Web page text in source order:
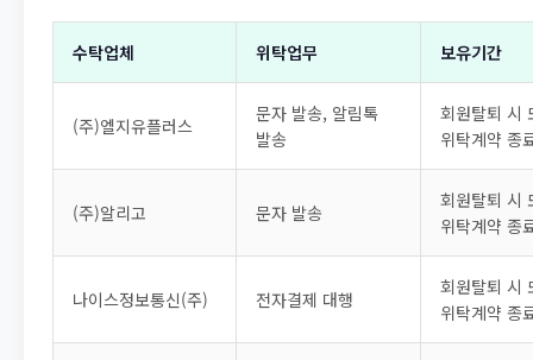
수탁업체 위탁업무 보유기간
(주)엘지유플러스
문자 발송, 알림톡
발송
회원탈퇴 시
위탁계약 종
(주)알리고 문자 발송
회원탈퇴 시
위탁계약 종
나이스정보통신(주) 전자결제 대행
회원탈퇴 시
위탁계약 종